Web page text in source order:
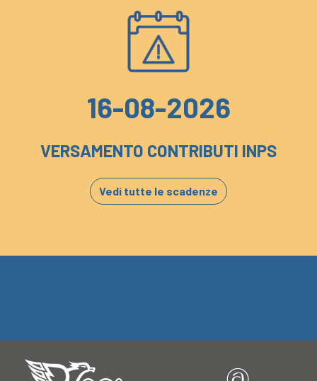
16-08-2026
VERSAMENTO CONTRIBUTI INPS
Vedi tutte le scadenze